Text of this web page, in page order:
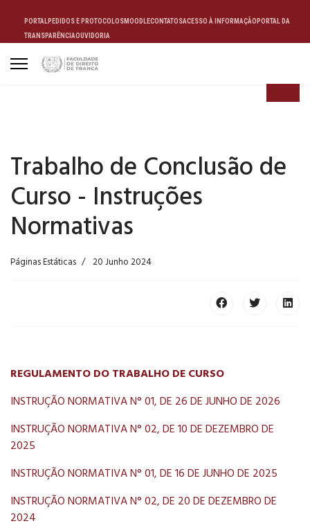
PORTALPEDIDOS E PROTOCOLOSMOODLECONTATOSACESSO À INFORMAÇÃO PORTAL DA
TRANSPARÊNCIAOUVIDORIA
Trabalho de Conclusão de
Curso - Instruções
Normativas
Páginas Estáticas 20 Junho 2024
REGULAMENTO DO TRABALHO DE CURSO
INSTRUÇÃO NORMATIVA N° 01, DE 26 DE JUNHO DE 2026
INSTRUÇÃO NORMATIVA N° 02, DE 10 DE DEZEMBRO DE
2025
INSTRUÇÃO NORMATIVA N° 01, DE 16 DE JUNHO DE 2025
INSTRUÇÃO NORMATIVA N° 02, DE 20 DE DEZEMBRO DE
2024